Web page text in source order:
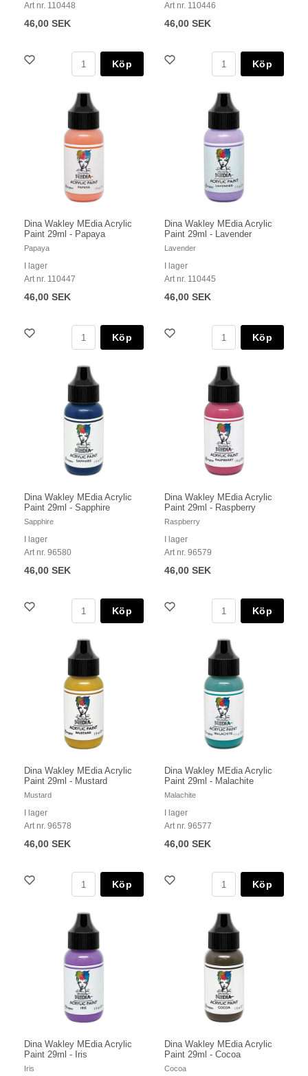
Art nr. 110448
46,00 SEK
Köp
Art nr. 110446
46,00 SEK
Köp
Dina Wakley MEdia Acrylic
Paint 29ml - Papaya
Papaya
I lager
Art nr. 110447
46,00 SEK
Köp
Dina Wakley MEdia Acrylic
Paint 29ml - Lavender
Lavender
I lager
Art nr. 110445
46,00 SEK
Köp
Dina Wakley MEdia Acrylic
Paint 29ml - Sapphire
Sapphire
I lager
Art nr. 96580
46,00 SEK
Köp
Dina Wakley MEdia Acrylic
Paint 29ml - Raspberry
Raspberry
I lager
Art nr. 96579
46,00 SEK
Köp
Dina Wakley MEdia Acrylic
Paint 29ml - Mustard
Mustard
I lager
Art nr. 96578
46,00 SEK
Köp
Dina Wakley MEdia Acrylic
Paint 29ml - Malachite
Malachite
I lager
Art nr. 96577
46,00 SEK
Köp
Dina Wakley MEdia Acrylic
Paint 29ml - Iris
Iris
Dina Wakley MEdia Acrylic
Paint 29ml - Cocoa
Cocoa